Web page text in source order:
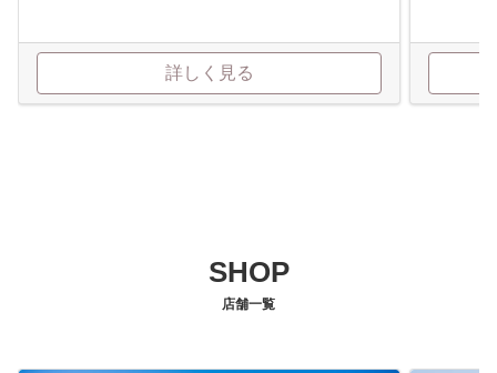
詳しく見る
SHOP
店舗一覧